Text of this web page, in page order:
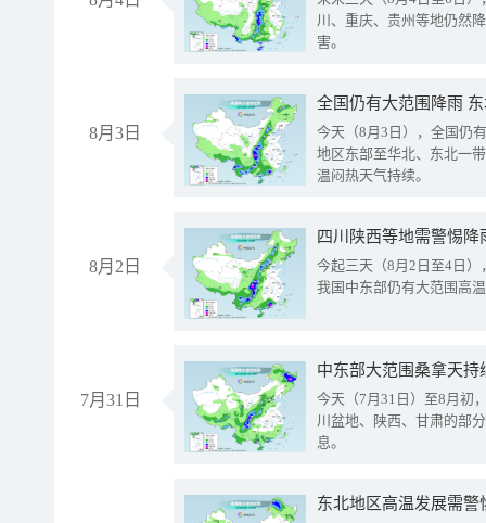
川、重庆、贵州等地仍然
害。
8月3日
全国仍有大范围降雨
今天（8月3日），全国仍
地区东部至华北、东北一
温闷热天气持续。
8月2日
今起三天（8月2日至4日
我国中东部仍有大范围高
7月31日
中东部大范围桑拿天
今天（7月31日）至8月初
川盆地、陕西、甘肃的部
息。
东北地区高温发展需